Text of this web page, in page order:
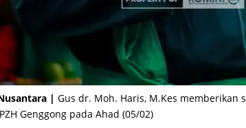
| Gus dr. Moh. Haris, M.Kes memberikan
Genggong pada Ahad (05/02)